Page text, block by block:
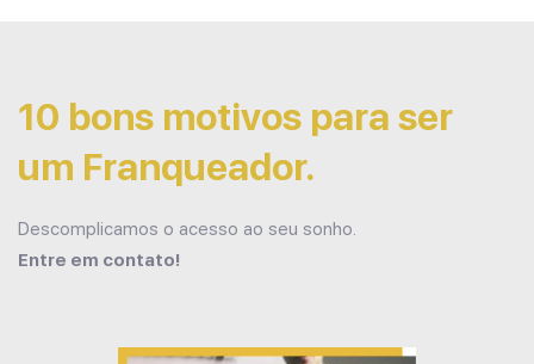
10 bons motivos para ser
um Franqueador.
Descomplicamos o acesso ao seu sonho.
Entre em contato!